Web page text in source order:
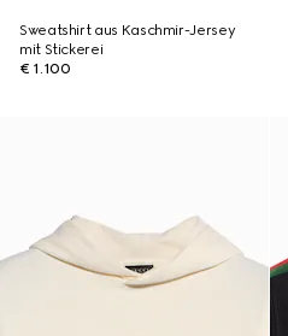
Sweatshirt aus Kaschmir-Jersey
mit Stickerei
€ 1.100